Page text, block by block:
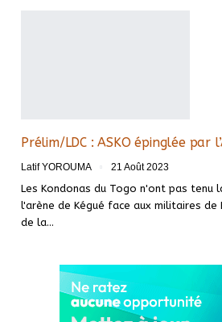
Prélim/LDC : ASKO épinglée par
Latif YOROUMA 21 Août 2023
Les Kondonas du Togo n'ont pas tenu
l'arène de Kégué face aux militaires de
de la…